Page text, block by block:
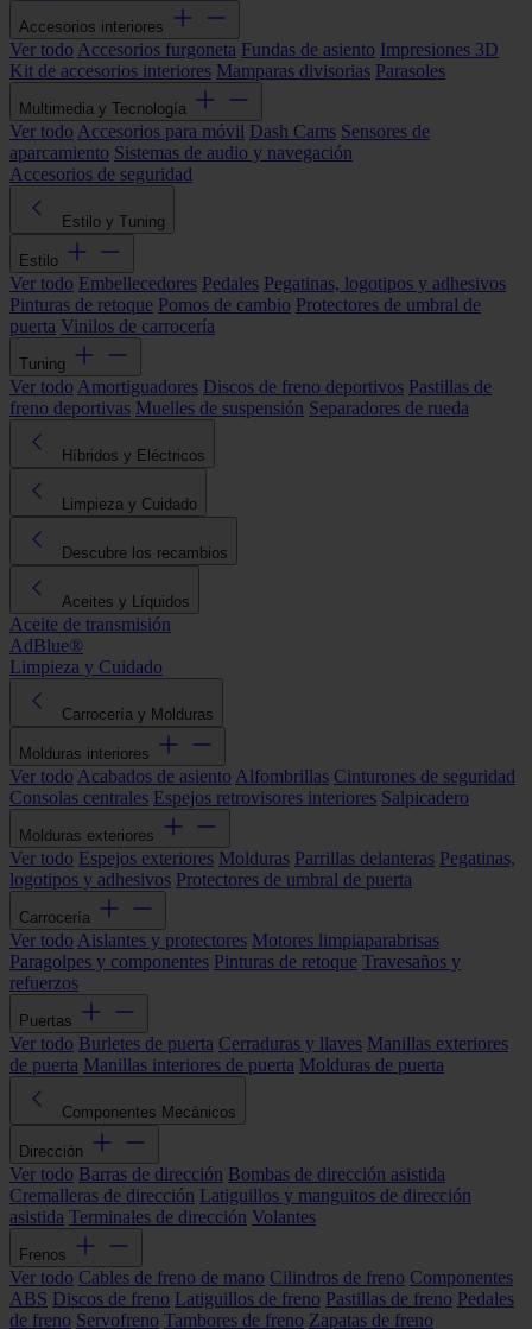
Accesorios interiores
Ver todo Accesorios furgoneta Fundas de asiento Impresiones 3D
Kit de accesorios interiores Mamparas divisorias Parasoles
Multimedia y Tecnología
Ver todo Accesorios para móvil Dash Cams Sensores de
aparcamiento Sistemas de audio y navegación
Accesorios de seguridad
Estilo y Tuning
Estilo
Ver todo Embellecedores Pedales Pegatinas, logotipos y adhesivos
Pinturas de retoque Pomos de cambio Protectores de umbral de
puerta Vinilos de carrocería
Tuning
Ver todo Amortiguadores Discos de freno deportivos Pastillas de
freno deportivas Muelles de suspensión Separadores de rueda
Híbridos y Eléctricos
Limpieza y Cuidado
Descubre los recambios
Aceites y Líquidos
Aceite de transmisión
AdBlue®
Limpieza y Cuidado
Carrocería y Molduras
Molduras interiores
Ver todo Acabados de asiento Alfombrillas Cinturones de seguridad
Consolas centrales Espejos retrovisores interiores Salpicadero
Molduras exteriores
Ver todo Espejos exteriores Molduras Parrillas delanteras Pegatinas,
logotipos y adhesivos Protectores de umbral de puerta
Carrocería
Ver todo Aislantes y protectores Motores limpiaparabrisas
Paragolpes y componentes Pinturas de retoque Travesaños y
refuerzos
Puertas
Ver todo Burletes de puerta Cerraduras y llaves Manillas exteriores
de puerta Manillas interiores de puerta Molduras de puerta
Componentes Mecánicos
Dirección
Ver todo Barras de dirección Bombas de dirección asistida
Cremalleras de dirección Latiguillos y manguitos de dirección
asistida Terminales de dirección Volantes
Frenos
Ver todo Cables de freno de mano Cilindros de freno Componentes
ABS Discos de freno Latiguillos de freno Pastillas de freno Pedales
de freno Servofreno Tambores de freno Zapatas de freno